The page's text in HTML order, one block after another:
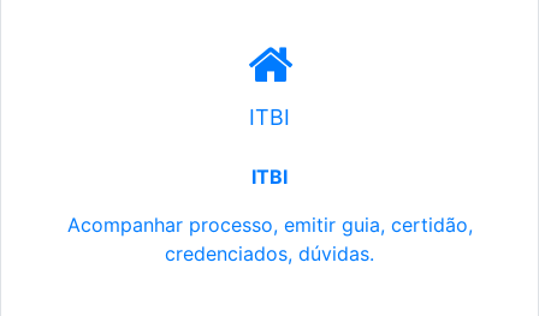
ITBI
ITBI
Acompanhar processo, emitir guia, certidão,
credenciados, dúvidas.